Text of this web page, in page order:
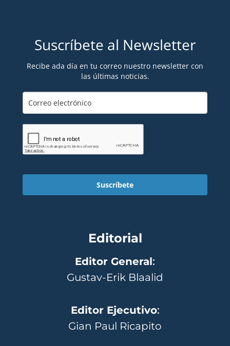
Suscríbete al Newsletter
Recibe ada día en tu correo nuestro newsletter con
las últimas noticias.
Suscríbete
Editorial
Editor General:
Gustav-Erik Blaalid
Editor Ejecutivo:
Gian Paul Ricapito